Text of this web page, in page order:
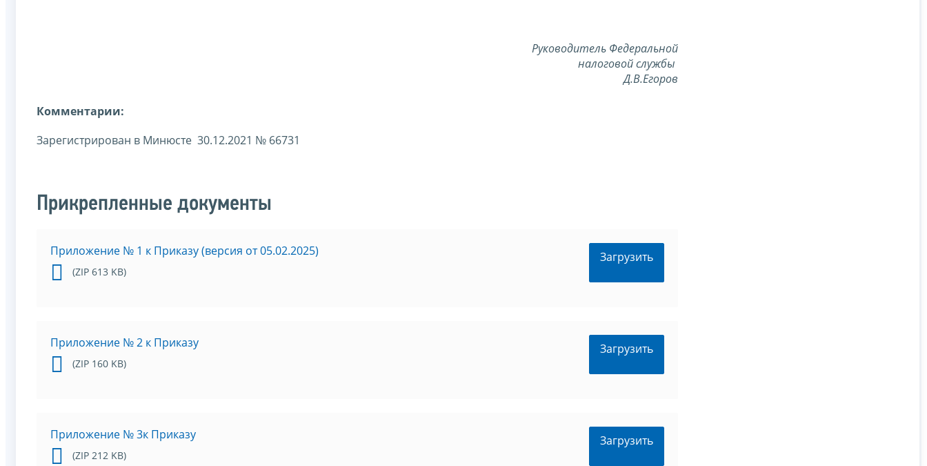
Руководитель Федеральной
налоговой службы
Д.В.Егоров
Комментарии:
Зарегистрирован в Минюсте 30.12.2021 № 66731
Прикрепленные документы
Приложение № 1 к Приказу (версия от 05.02.2025)
(ZIP 613 KB)
Загрузить
Приложение № 2 к Приказу
(ZIP 160 KB)
Загрузить
Приложение № 3к Приказу
(ZIP 212 KB)
Загрузить